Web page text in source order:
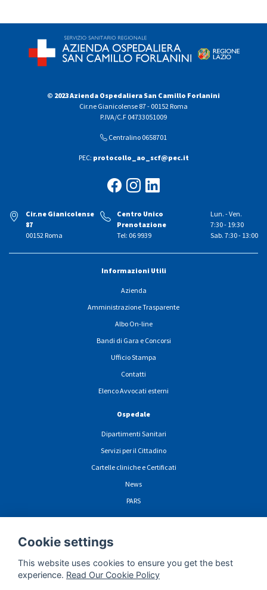
© 2023 Azienda Ospedaliera San Camillo Forlanini
Cir.ne Gianicolense 87 - 00152 Roma
P.IVA/C.F 04733051009
Centralino 0658701
PEC: protocollo_ao_scf@pec.it
Cir.ne Gianicolense
87
00152 Roma
Centro Unico
Prenotazione
Tel: 06 9939
Lun. - Ven.
7:30 - 19:30
Sab. 7:30 - 13:00
Informazioni Utili
Azienda
Amministrazione Trasparente
Albo On-line
Bandi di Gara e Concorsi
Ufficio Stampa
Contatti
Elenco Avvocati esterni
Ospedale
Dipartimenti Sanitari
Servizi per il Cittadino
Cartelle cliniche e Certificati
News
PARS
sulla privacy navigazione sito web Dichiarazione di
Cookie settings
This website uses cookies to ensure you get the best
experience. Read Our Cookie Policy